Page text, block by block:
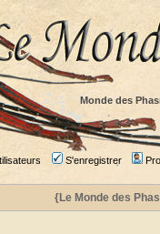
Monde des
S'enregistrer
{Le Monde des